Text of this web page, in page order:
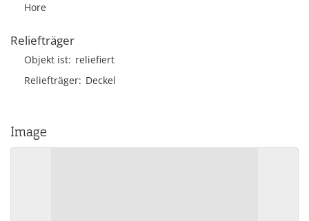
Hore
Reliefträger
Objekt ist reliefiert
Reliefträger Deckel
Image